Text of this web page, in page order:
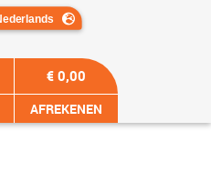
€ 0,00
AFREKENEN